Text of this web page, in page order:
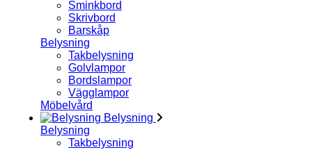
Sminkbord
Skrivbord
Barskåp
Belysning
Takbelysning
Golvlampor
Bordslampor
Vägglampor
Möbelvård
Belysning
Belysning
Takbelysning